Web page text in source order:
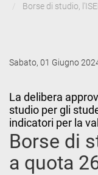
Borse di studio,
Sabato, 01 Giugno
La delibera
studio per gli
indicatori per la
Borse di
a quota